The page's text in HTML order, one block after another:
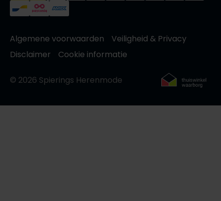
Algemene voorwaarden
Veiligheid & Privacy
Disclaimer
Cookie informatie
© 2026 Spierings Herenmode